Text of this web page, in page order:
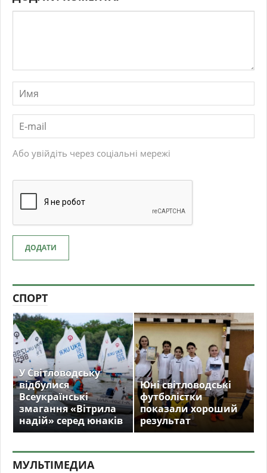
Або увійдіть через соціальні мережі
ДОДАТИ
СПОРТ
У Світловодську
відбулися
Всеукраїнські
змагання «Вітрила
надій» серед юнаків
Юні світловодські
футболістки
показали хороший
результат
МУЛЬТIМЕДИА